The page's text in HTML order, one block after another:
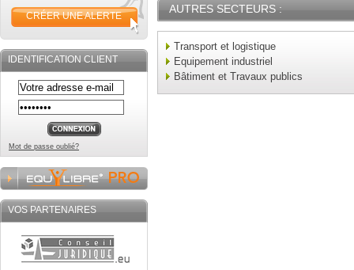
CRÉER UNE ALERTE
IDENTIFICATION CLIENT
Mot de passe oublié?
VOS PARTENAIRES
AUTRES SECTEURS :
Transport et logistique
Equipement industriel
Bâtiment et Travaux publics